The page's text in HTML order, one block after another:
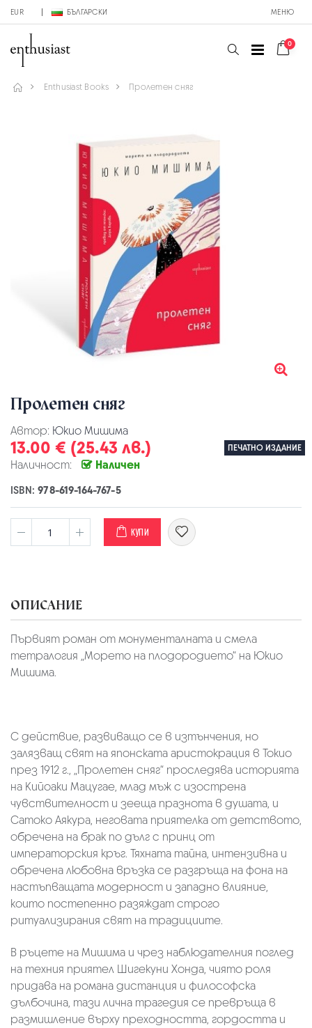
EUR БЪЛГАРСКИ МЕНЮ
0
Enthusiast Books Пролетен сняг
Пролетен сняг
Автор: Юкио Мишима
13.00 € (25.43 лв.) ПЕЧАТНО ИЗДАНИЕ
Наличност: Наличен
ISBN:978-619-164-767-5
КУПИ
ОПИСАНИЕ
Първият роман от монументалната и смела
тетралогия „Морето на плодородието“ на Юкио
Мишима.
С действие, развиващо се в изтънчения, но
залязващ свят на японската аристокрация в Токио
през 1912 г., „Пролетен сняг“ проследява историята
на Кийоаки Мацугае, млад мъж с изострена
чувствителност и зееща празнота в душата, и
Сатоко Аякура, неговата приятелка от детството,
обречена на брак по дълг с принц от
императорския кръг. Тяхната тайна, интензивна и
обречена любовна връзка се разгръща на фона на
настъпващата модерност и западно влияние,
които постепенно разяждат строго
ритуализирания свят на традициите.
В ръцете на Мишима и чрез наблюдателния поглед
на техния приятел Шигекуни Хонда, чиято роля
придава на романа дистанция и философска
дълбочина, тази лична трагедия се превръща в
размишление върху преходността, гордостта и